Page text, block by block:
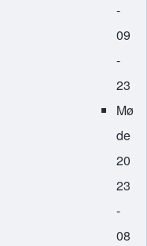
-
09
-
23
Mø
de
20
23
-
08